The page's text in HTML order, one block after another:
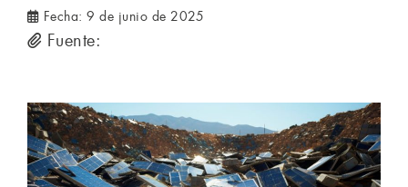
Fecha:9 de junio de 2025
Fuente: